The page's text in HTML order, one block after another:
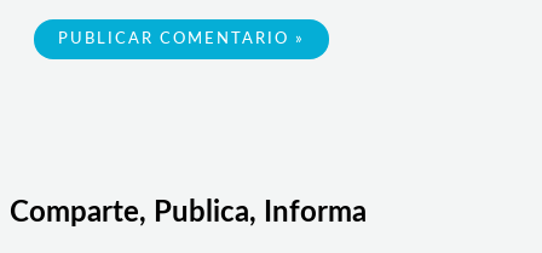
Comparte, Publica, Informa